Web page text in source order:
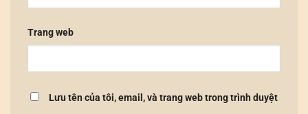
Trang web
Lưu tên của tôi, email, và trang web trong trình duyệt